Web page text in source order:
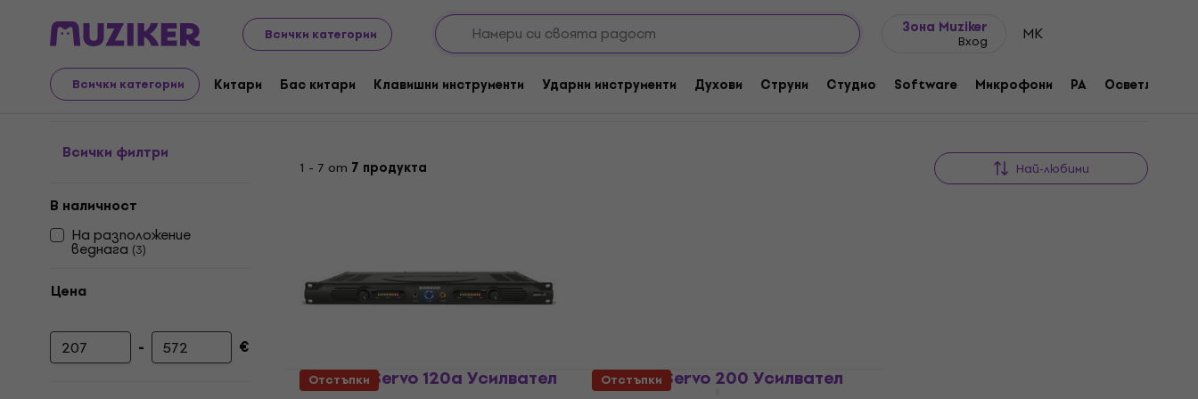
Всички категории
Зона Muziker
Вход MK
Всички категории Китари Бас китари Клавишни инструменти Ударни инструменти Духови Струни Студио Software Микрофони PA Осветление
Музикални инструменти Усилватели Усилватели до 250 w
Усилватели до 250 w
Всички филтри
В наличност
На разположение
веднага (3)
Цена
Минимална цена
- Максимална цена
€
1 - 7 от 7 продукта Най-любими
Samson Servo 120a Усилвател Samson Servo 200 Усилвател
Отстъпки Отстъпки